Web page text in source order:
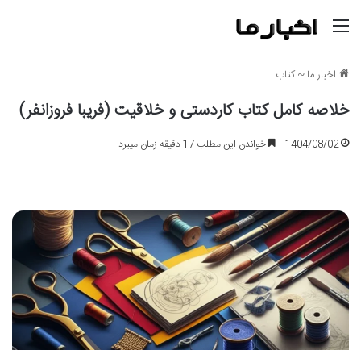
اخبار ما~کتاب
خلاصه کامل کتاب کاردستی و خلاقیت (فریبا فروزانفر)
1404/08/02 خواندن این مطلب 17 دقیقه زمان میبرد